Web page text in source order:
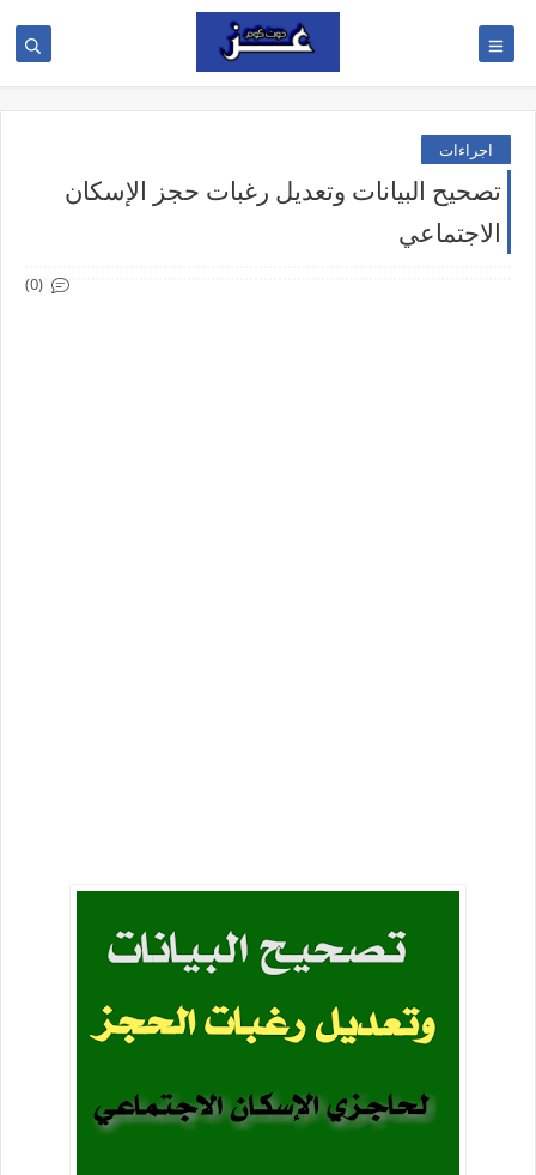
اجراءات
تصحيح البيانات وتعديل رغبات حجز الإسكان
الاجتماعي
(0)